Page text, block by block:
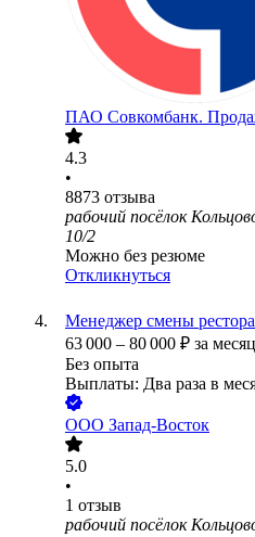
ПАО Совкомбанк.
4.3
•
8873 отзыва
рабочий посёлок
10/2
Можно без резюме
Откликнуться
Менеджер смены
63 000 – 80 000 ₽ за
Без опыта
Выплаты: Два раза в
ООО Запад-Восток
5.0
•
1 отзыв
рабочий посёлок